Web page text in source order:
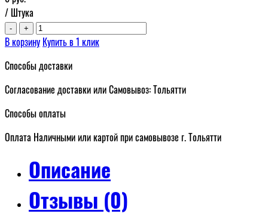
/ Штука
- +
В корзину Купить в 1 клик
Способы доставки
Согласование доставки или Самовывоз: Тольятти
Способы оплаты
Оплата Наличными или картой при самовывозе г. Тольятти
Описание
Отзывы (0)